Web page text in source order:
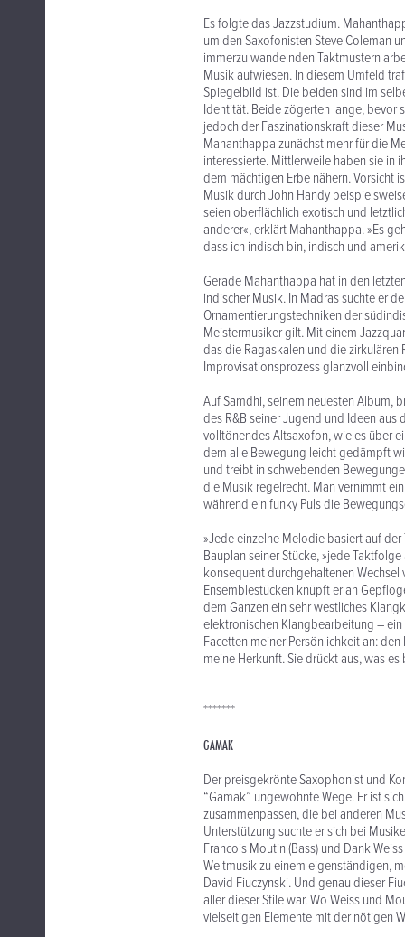
Es folgte das Jazzstudium.
um den Saxofonisten Steve Coleman
immerzu wandelnden Taktmustern
Musik aufwiesen. In diesem Umfeld
Spiegelbild ist. Die beiden sind im
Identität. Beide zögerten lange, bevor
jedoch der Faszinationskraft dieser
Mahanthappa zunächst mehr für die
interessierte. Mittlerweile haben sie in
dem mächtigen Erbe nähern. Vorsicht
Musik durch John Handy
seien oberflächlich exotisch und
anderer«, erklärt Mahanthappa. »Es
dass ich indisch bin, indisch und
Gerade Mahanthappa hat in den
indischer Musik. In Madras suchte er
Ornamentierungstechniken der
Meistermusiker gilt. Mit einem
das die Ragaskalen und die zirkulären
Improvisationsprozess glanzvoll
Auf Samdhi, seinem neuesten Album,
des R&B seiner Jugend und Ideen
volltönendes Altsaxofon, wie es über
dem alle Bewegung leicht gedämpft
und treibt in schwebenden
die Musik regelrecht. Man vernimmt
während ein funky Puls die
»Jede einzelne Melodie basiert auf
Bauplan seiner Stücke, »jede
konsequent durchgehaltenen
Ensemblestücken knüpft er an
dem Ganzen ein sehr westliches
elektronischen Klangbearbeitung –
Facetten meiner Persönlichkeit an:
meine Herkunft. Sie drückt aus, was
*******
GAMAK
Der preisgekrönte Saxophonist und
“Gamak” ungewohnte Wege. Er ist
zusammenpassen, die bei anderen
Unterstützung suchte er sich bei
Francois Moutin (Bass) und Dank
Weltmusik zu einem eigenständigen,
David Fiuczynski. Und genau dieser
aller dieser Stile war. Wo Weiss und
vielseitigen Elemente mit der nötigen